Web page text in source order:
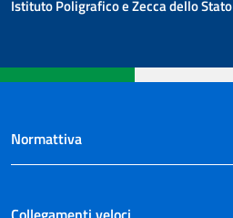
Istituto Poligrafico e Zecca dello Stato
Normattiva